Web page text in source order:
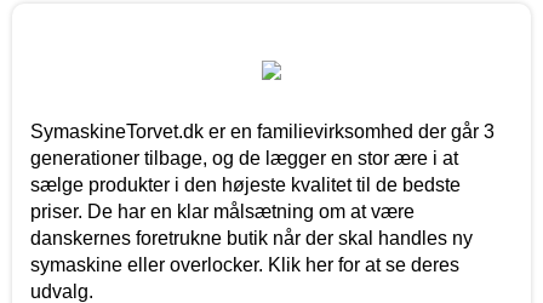
SymaskineTorvet.dk er en familievirksomhed der går 3
generationer tilbage, og de lægger en stor ære i at
sælge produkter i den højeste kvalitet til de bedste
priser. De har en klar målsætning om at være
danskernes foretrukne butik når der skal handles ny
symaskine eller overlocker. Klik her for at se deres
udvalg.